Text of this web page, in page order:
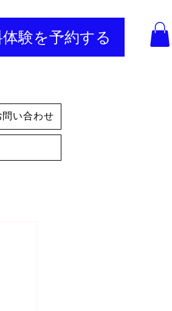
験を予約する
問い合わせ